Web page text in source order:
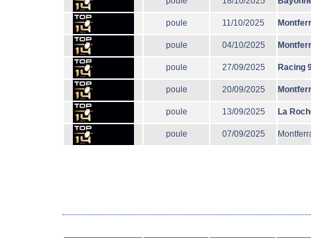
poule 11/10/2025
poule 04/10/2025
poule 27/09/2025 Racing
poule 20/09/2025
poule 13/09/2025 La
poule 07/09/2025